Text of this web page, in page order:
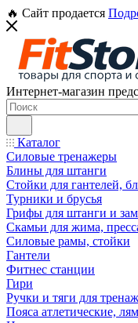
🔥 Сайт продается
Интернет-магазин
Каталог
Силовые тренажеры
Блины для штанги
Стойки для гантелей,
Турники и брусья
Грифы для штанги и
Скамьи для жима,
Силовые рамы, стойки
Гантели
Фитнес станции
Гири
Ручки и тяги для
Пояса атлетические,